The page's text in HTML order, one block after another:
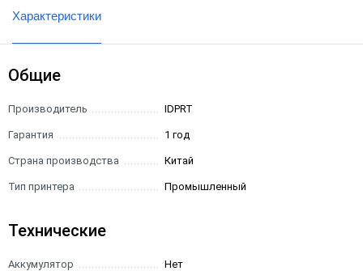
Характеристики
Общие
Производитель IDPRT
Гарантия 1 год
Страна производства Китай
Тип принтера Промышленный
Технические
Аккумулятор Нет